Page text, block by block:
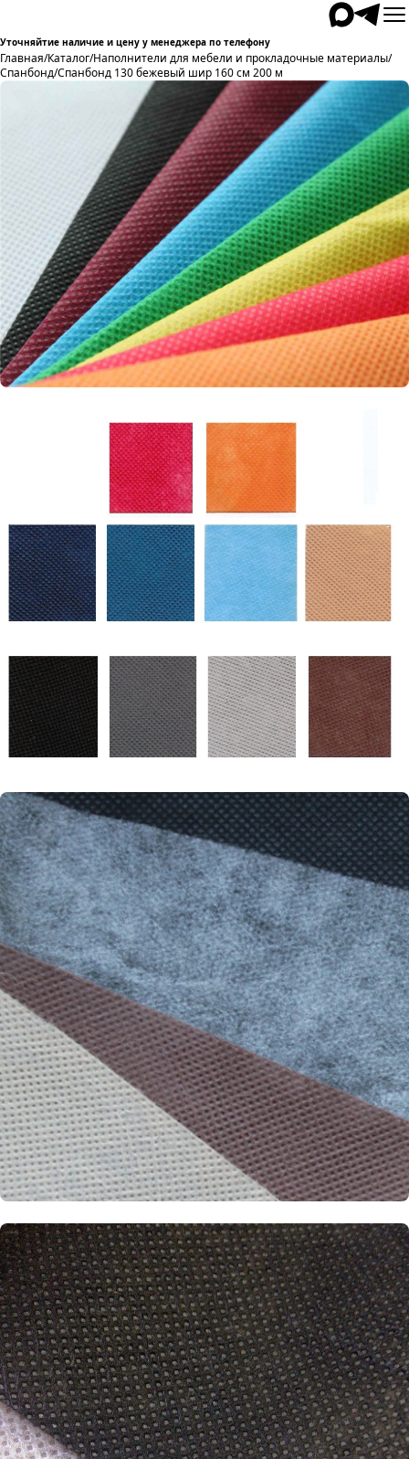
Уточняйтие наличие и цену у менеджера по телефону
Главная/Каталог/Наполнители для мебели и прокладочные материалы/
Спанбонд/Спанбонд 130 бежевый шир 160 см 200 м